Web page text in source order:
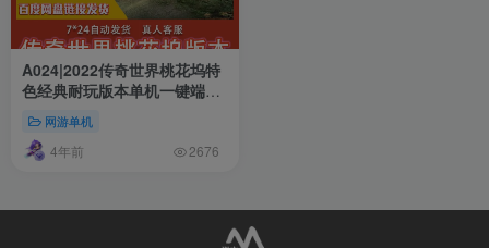
A024|2022传奇世界桃花坞特
色经典耐玩版本单机一键端
GM视频教程
网游单机
4年前 2676